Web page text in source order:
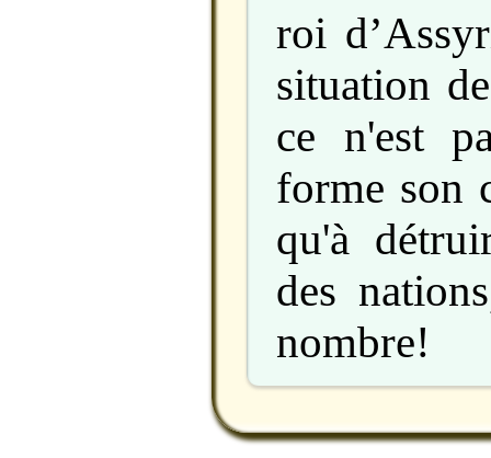
roi
situation
ce n'est
forme son
qu'à
des
nombre!